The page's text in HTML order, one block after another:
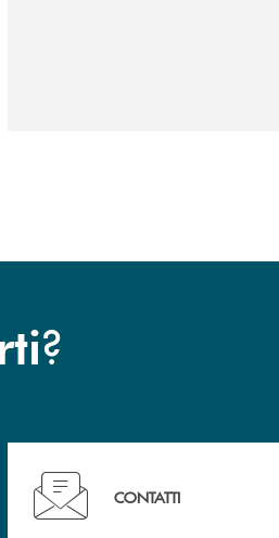
?
Hai bisogno di assistenza
CONTATTI